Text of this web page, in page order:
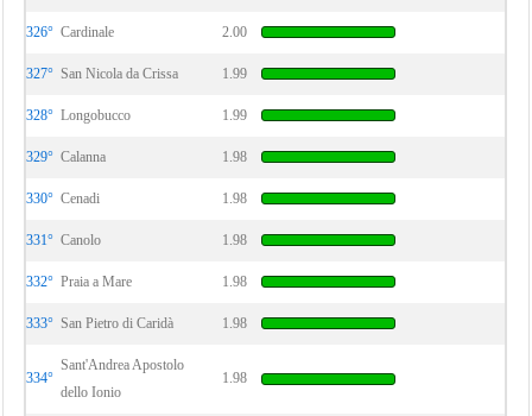
326° Cardinale 2.00
327° San Nicola da Crissa 1.99
328° Longobucco 1.99
329° Calanna 1.98
330° Cenadi 1.98
331° Canolo 1.98
332° Praia a Mare 1.98
333° San Pietro di Caridà 1.98
334°
Sant'Andrea Apostolo
dello Ionio
1.98